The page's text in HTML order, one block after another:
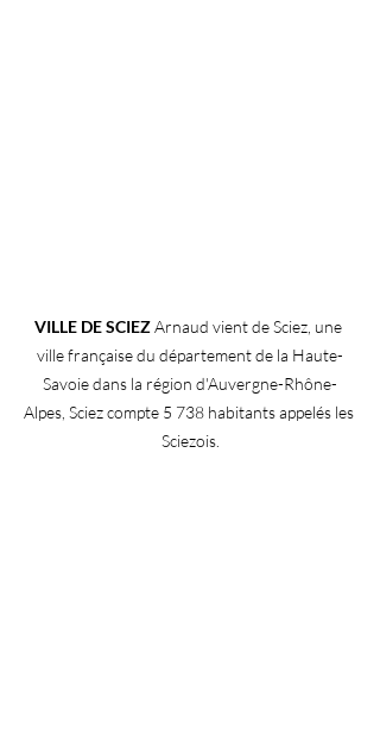
VILLE DE SCIEZ Arnaud vient de Sciez, une
ville française du département de la Haute-
Savoie dans la région d'Auvergne-Rhône-
Alpes, Sciez compte 5 738 habitants appelés les
Sciezois.